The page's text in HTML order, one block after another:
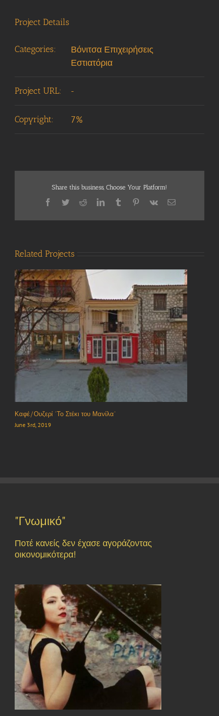
Project Details
Categories:
Βόνιτσα Επιχειρήσεις
Εστιατόρια
Project URL: -
Copyright: 7%
Share this business, Choose Your Platform!
Facebook
TwitterRedditLinkedInTumblr Pinterest
Vk Email
Related Projects
Καφέ/Ουζερί “Το Στέκι του Μανίλα”
June 3rd, 2019
"Γνωμικό"
Ποτέ κανείς δεν έχασε αγοράζοντας
οικονομικότερα!